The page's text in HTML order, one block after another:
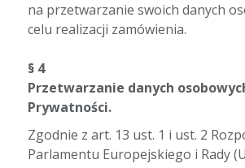
na przetwarzanie swoich danych
celu realizacji zamówienia.
§ 4
Przetwarzanie danych
Prywatności.
Zgodnie z art. 13 ust. 1 i ust. 2
Parlamentu Europejskiego i Rady